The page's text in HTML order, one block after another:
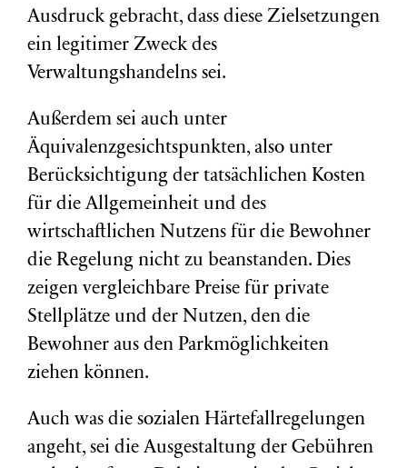
Ausdruck gebracht, dass diese Zielsetzungen
ein legitimer Zweck des
Verwaltungshandelns sei.
Außerdem sei auch unter
Äquivalenzgesichtspunkten, also unter
Berücksichtigung der tatsächlichen Kosten
für die Allgemeinheit und des
wirtschaftlichen Nutzens für die Bewohner
die Regelung nicht zu beanstanden. Dies
zeigen vergleichbare Preise für private
Stellplätze und der Nutzen, den die
Bewohner aus den Parkmöglichkeiten
ziehen können.
Auch was die sozialen Härtefallregelungen
angeht, sei die Ausgestaltung der Gebühren